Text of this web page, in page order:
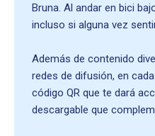
Bruna. Al andar en bici
incluso si alguna vez
Además de contenido
redes de difusión, en
código QR que te dará
descargable que